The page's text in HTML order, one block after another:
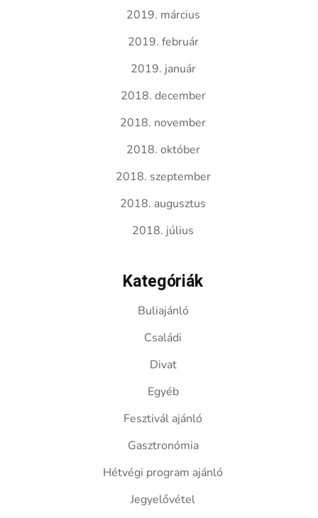
2019. március
2019. február
2019. január
2018. december
2018. november
2018. október
2018. szeptember
2018. augusztus
2018. július
Kategóriák
Buliajánló
Családi
Divat
Egyéb
Fesztivál ajánló
Gasztronómia
Hétvégi program ajánló
Jegyelővétel